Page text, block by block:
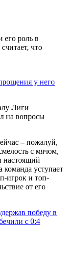
его роль в
что
у него
Лиги
на вопросы
– пожалуй,
с мячом,
настоящий
уступает
игрок и топ-
от его
победу в
с 0:4